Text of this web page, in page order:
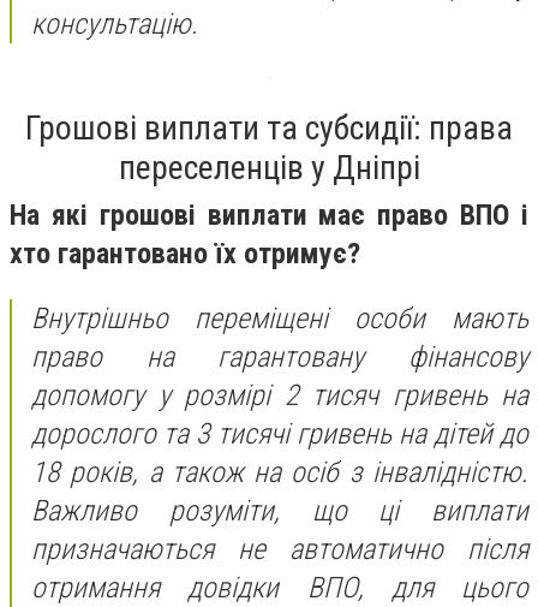
консультацію.
Грошові виплати та субсидії: права
переселенців у Дніпрі
На які грошові виплати має право ВПО і
хто гарантовано їх отримує?
Внутрішньо переміщені особи мають
право на гарантовану фінансову
допомогу у розмірі 2 тисяч гривень на
дорослого та 3 тисячі гривень на дітей до
18 років, а також на осіб з інвалідністю.
Важливо розуміти, що ці виплати
призначаються не автоматично після
отримання довідки ВПО, для цього